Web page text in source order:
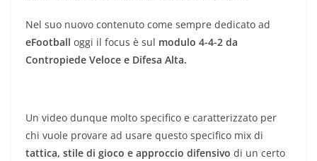
Nel suo nuovo contenuto come sempre dedicato ad
eFootball oggi il focus è sul modulo 4-4-2 da
Contropiede Veloce e Difesa Alta.
Un video dunque molto specifico e caratterizzato per
chi vuole provare ad usare questo specifico mix di
tattica, stile di gioco e approccio difensivo di un certo